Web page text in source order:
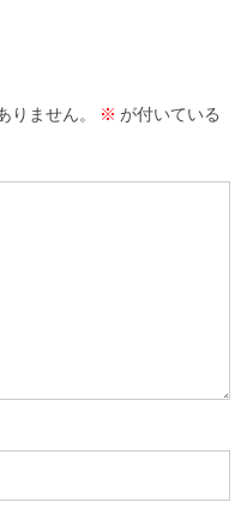
りません。 ※ が付いている